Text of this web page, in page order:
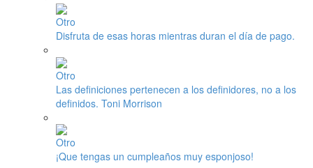
Otro
Disfruta de esas horas mientras duran el día de pago.
Otro
Las definiciones pertenecen a los definidores, no a los
definidos. Toni Morrison
Otro
¡Que tengas un cumpleaños muy esponjoso!